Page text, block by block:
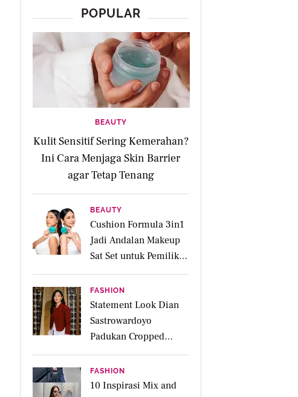
POPULAR
BEAUTY
Kulit Sensitif Sering Kemerahan?
Ini Cara Menjaga Skin Barrier
agar Tetap Tenang
BEAUTY
Cushion Formula 3in1
Jadi Andalan Makeup
Sat Set untuk Pemilik
Kulit Acne Prone
FASHION
Statement Look Dian
Sastrowardoyo
Padukan Cropped
Beskap dan Ripped
Jeans, Hadirkan Pesona
Kartini yang Edgy
FASHION
10 Inspirasi Mix and